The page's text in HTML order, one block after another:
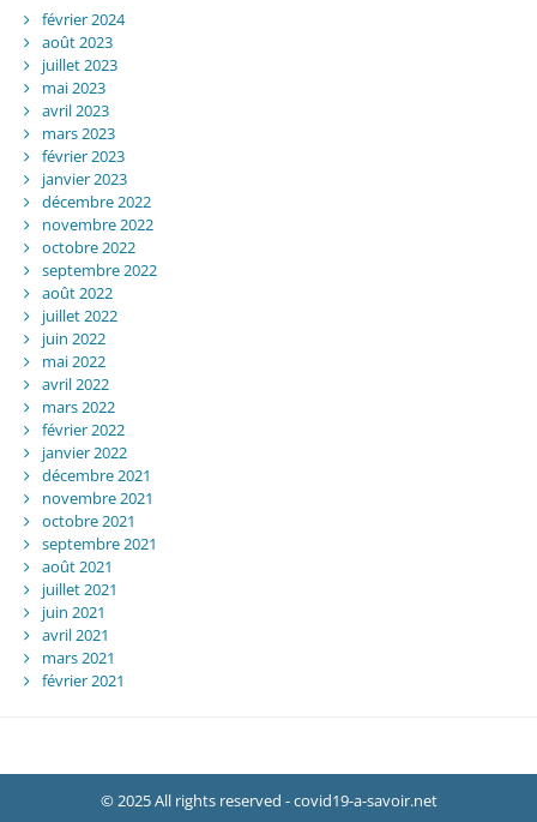
février 2024
août 2023
juillet 2023
mai 2023
avril 2023
mars 2023
février 2023
janvier 2023
décembre 2022
novembre 2022
octobre 2022
septembre 2022
août 2022
juillet 2022
juin 2022
mai 2022
avril 2022
mars 2022
février 2022
janvier 2022
décembre 2021
novembre 2021
octobre 2021
septembre 2021
août 2021
juillet 2021
juin 2021
avril 2021
mars 2021
février 2021
© 2025 All rights reserved - covid19-a-savoir.net